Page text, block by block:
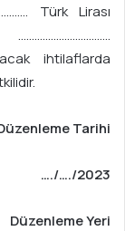
Türk Lirası
ihtilaflarda
Tarihi
…./…./2023
Düzenleme Yeri